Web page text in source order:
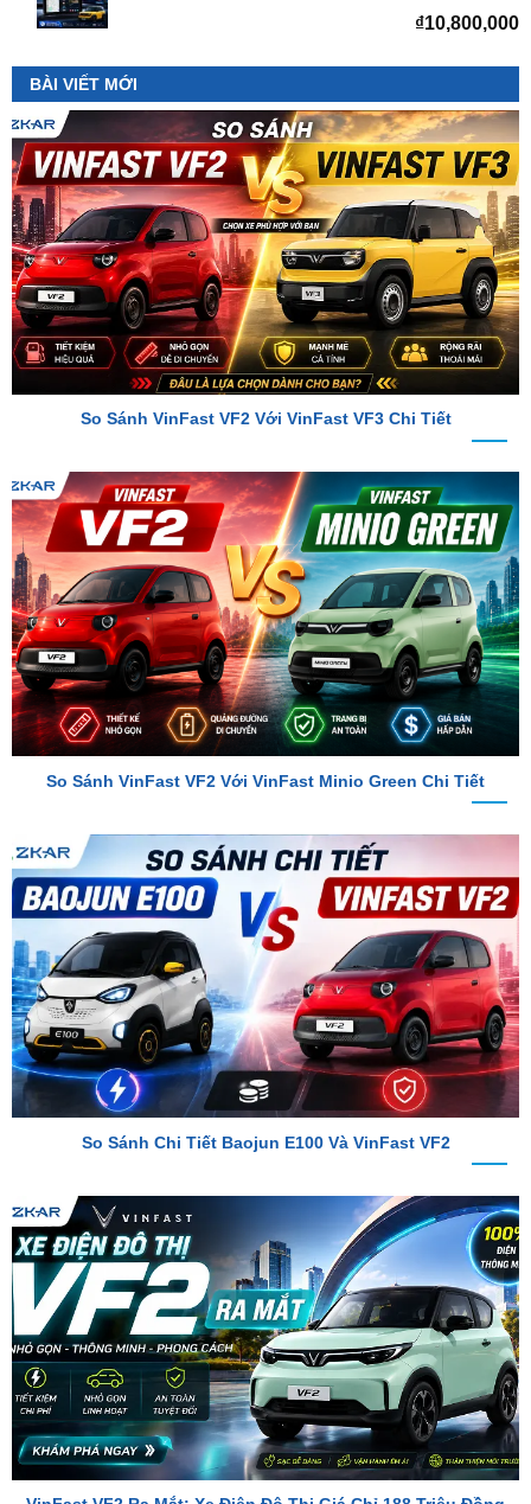
BÀI VIẾT MỚI
So Sánh VinFast VF2 Với VinFast VF3 Chi Tiết
So Sánh VinFast VF2 Với VinFast Minio Green Chi Tiết
So Sánh Chi Tiết Baojun E100 Và VinFast VF2
VinFast VF2 Ra Mắt: Xe Điện Đô Thị Giá Chỉ 188 Triệu Đồng